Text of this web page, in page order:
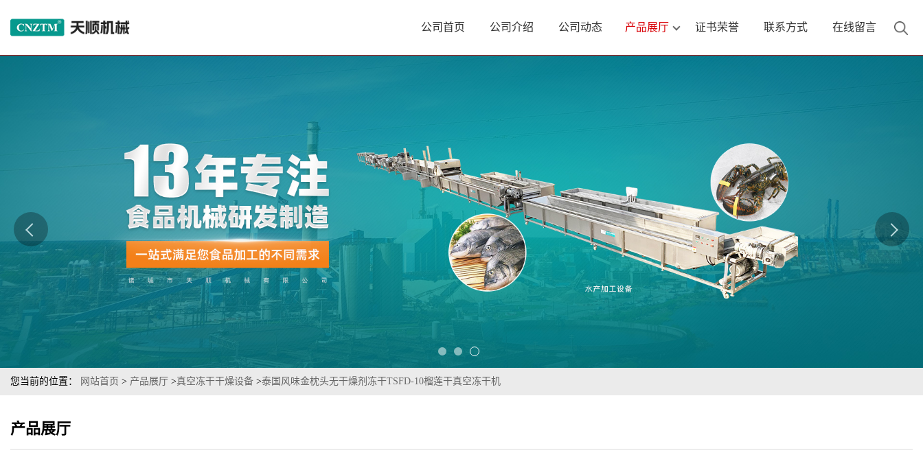
公司首页 公司介绍 公司动态 产品展厅 证书荣誉 联系方式 在线留言
您当前的位置： 网站首页 > 产品展厅 >真空冻干干燥设备 >泰国风味金枕头无干燥剂冻干TSFD-10榴莲干真空冻干机
产品展厅